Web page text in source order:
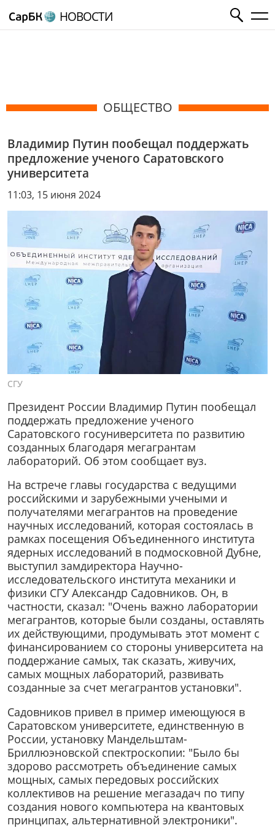
НОВОСТИ
ОБЩЕСТВО
Владимир Путин пообещал поддержать
предложение ученого Саратовского
университета
11:03, 15 июня 2024
СГУ
Президент России Владимир Путин пообещал
поддержать предложение ученого
Саратовского госуниверситета по развитию
созданных благодаря мегагрантам
лабораторий. Об этом сообщает вуз.
На встрече главы государства с ведущими
российскими и зарубежными учеными и
получателями мегагрантов на проведение
научных исследований, которая состоялась в
рамках посещения Объединенного института
ядерных исследований в подмосковной Дубне,
выступил замдиректора Научно-
исследовательского института механики и
физики СГУ Александр Садовников. Он, в
частности, сказал: "Очень важно лаборатории
мегагрантов, которые были созданы, оставлять
их действующими, продумывать этот момент с
финансированием со стороны университета на
поддержание самых, так сказать, живучих,
самых мощных лабораторий, развивать
созданные за счет мегагрантов установки".
Садовников привел в пример имеющуюся в
Саратовском университете, единственную в
России, установку Мандельштам-
Бриллюэновской спектроскопии: "Было бы
здорово рассмотреть объединение самых
мощных, самых передовых российских
коллективов на решение мегазадач по типу
создания нового компьютера на квантовых
принципах, альтернативной электроники".